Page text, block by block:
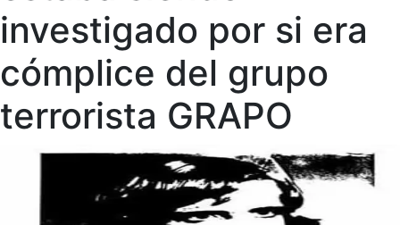
investigado por si era
cómplice del grupo
terrorista GRAPO